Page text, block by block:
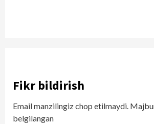
Fikr bildirish
Email manzilingiz chop etilmaydi.
belgilangan